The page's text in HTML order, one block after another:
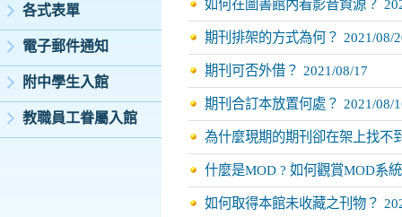
各式表單
電子郵件通知
附中學生入館
教職員工眷屬入館
如何在圖書館內看影音資源？
期刊排架的方式為何？ 2021/08/
期刊可否外借？ 2021/08/17
期刊合訂本放置何處？ 2021/08/
為什麼現期的期刊卻在架上找不
什麼是MOD ? 如何觀賞MOD系
如何取得本館未收藏之刊物？